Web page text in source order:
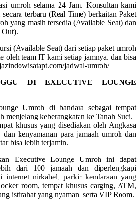
umroh selama 24 Jam. Konsultan kami
terbaru (Real Time) berkaitan Paket
yang masih tersedia (Available Seat) dan
Out).
(Available Seat) dari setiap paket umroh
oleh team IT kami setiap jamnya, dan bisa
jadwal-umroh/
DI EXECUTIVE LOUNGE
Umroh di bandara sebagai tempat
menjelang keberangkatan ke Tanah Suci.
khusus yang disediakan oleh Angkasa
dan kenyamanan para jamaah umroh dan
bisa lebih terjamin.
Executive Lounge Umroh ini dapat
dari 100 jamaah dan diperlengkapi
internet nirkabel, parkir kendaraan yang
room, tempat khusus carging, ATM,
istirahat yang nyaman, serta VIP Room.